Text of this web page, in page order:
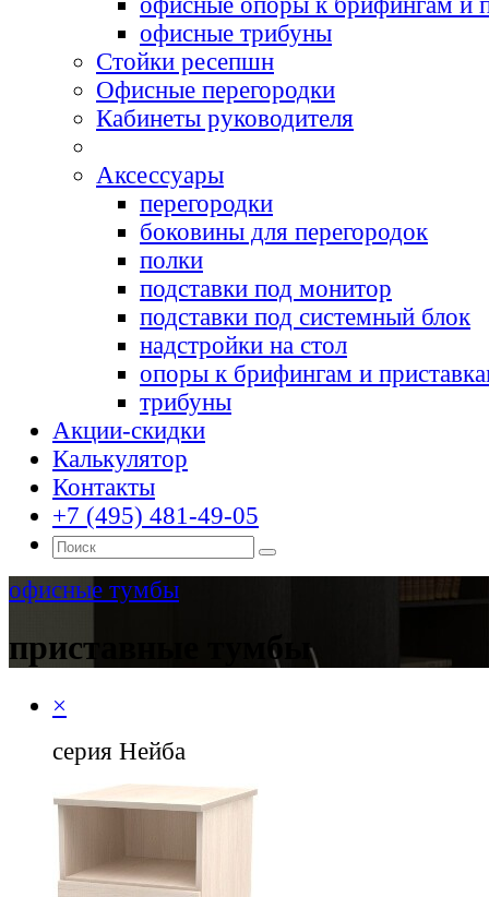
офисные трибуны
Cтойки ресепшн
Офисные перегородки
Кабинеты руководителя
Аксессуары
перегородки
боковины для перегородок
полки
подставки под монитор
подставки под системный блок
надстройки на стол
опоры к брифингам и
трибуны
Акции-скидки
Калькулятор
Контакты
+7 (495) 481-49-05
офисные тумбы
приставные тумбы
×
серия Нейба